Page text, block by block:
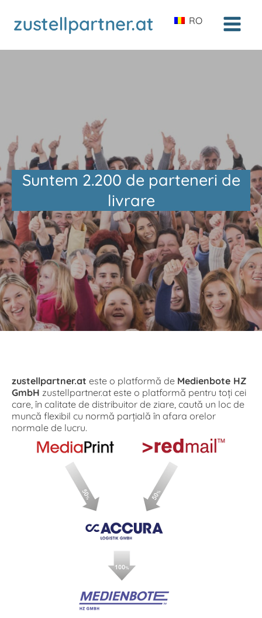
RO
Suntem 2.200 de parteneri de
livrare
zustellpartner.at este o platformă de Medienbote HZ
GmbH zustellpartner.at este o platformă pentru toți cei
care, în calitate de distribuitor de ziare, caută un loc de
muncă flexibil cu normă parțială în afara orelor
normale de lucru.